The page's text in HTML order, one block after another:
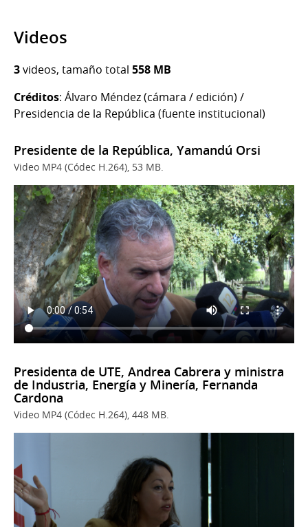
Videos
3videos, tamaño total 558 MB
Créditos: Álvaro Méndez (cámara / edición) /
Presidencia de la República (fuente institucional)
Presidente de la República, Yamandú Orsi
Video MP4 (Códec H.264), 53 MB.
Presidenta de UTE, Andrea Cabrera y ministra
de Industria, Energía y Minería, Fernanda
Cardona
Video MP4 (Códec H.264), 448 MB.